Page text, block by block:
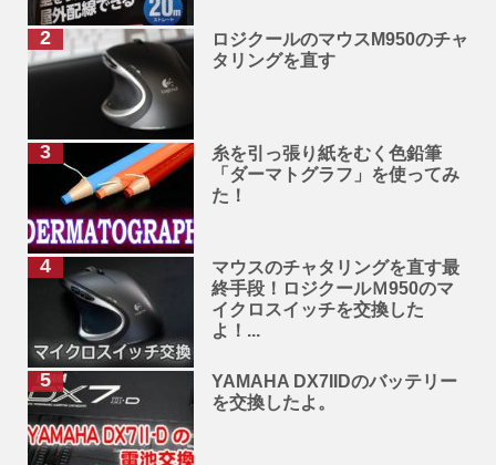
ロジクールのマウスM950のチャ
タリングを直す
糸を引っ張り紙をむく色鉛筆
「ダーマトグラフ」を使ってみ
た！
マウスのチャタリングを直す最
終手段！ロジクールＭ950のマ
イクロスイッチを交換した
よ！...
YAMAHA DX7IIDのバッテリー
を交換したよ。